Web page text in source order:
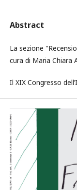
Abstract
La sezione
cura di Maria Chiara
Il XIX Congresso